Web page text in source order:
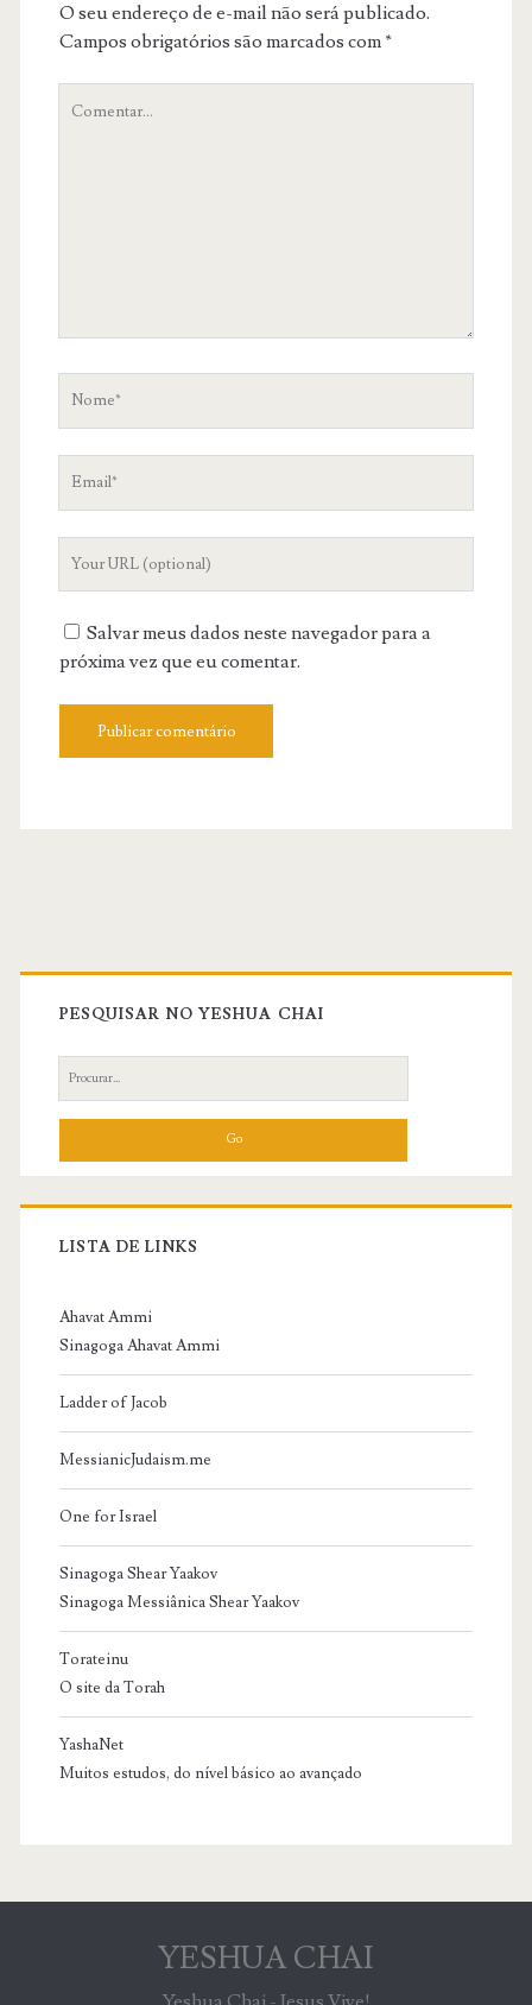
O seu endereço de e-mail não será publicado.
Campos obrigatórios são marcados com*
Salvar meus dados neste navegador para a
próxima vez que eu comentar.
Primary
Sidebar
PESQUISAR NO YESHUA CHAI
Search
for:
LISTA DE LINKS
Ahavat Ammi
Sinagoga Ahavat Ammi
Ladder of Jacob
MessianicJudaism.me
One for Israel
Sinagoga Shear Yaakov
Sinagoga Messiânica Shear Yaakov
Torateinu
O site da Torah
YashaNet
Muitos estudos, do nível básico ao avançado
YESHUA CHAI